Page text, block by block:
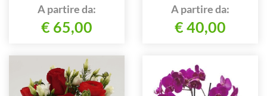
A partire da:
€ 65,00
A partire da:
€ 40,00